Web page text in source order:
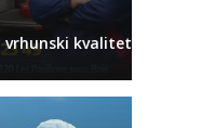
vrhunski kvalitet